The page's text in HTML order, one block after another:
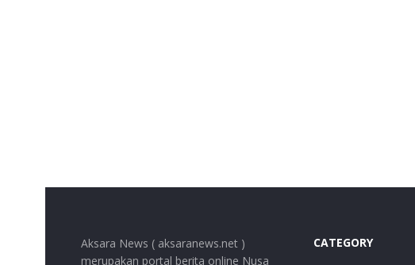
Aksara News ( aksaranews.net )
merupakan portal berita online Nusa
CATEGORY